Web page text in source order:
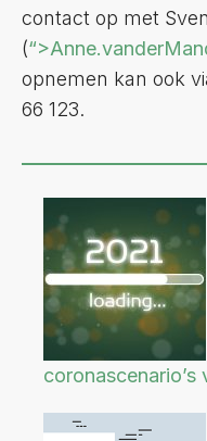
contact op met
(
opnemen kan ook
66 123.
coronascenario’s